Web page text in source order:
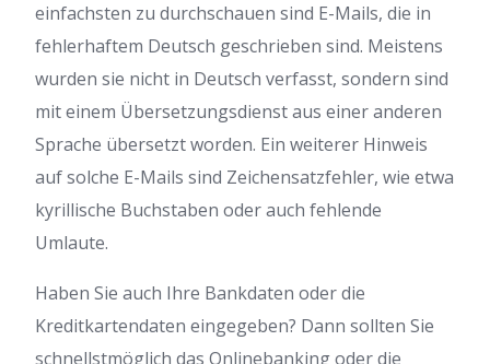
einfachsten zu durchschauen sind E-Mails, die in
fehlerhaftem Deutsch geschrieben sind. Meistens
wurden sie nicht in Deutsch verfasst, sondern sind
mit einem Übersetzungsdienst aus einer anderen
Sprache übersetzt worden. Ein weiterer Hinweis
auf solche E-Mails sind Zeichensatzfehler, wie etwa
kyrillische Buchstaben oder auch fehlende
Umlaute.
Haben Sie auch Ihre Bankdaten oder die
Kreditkartendaten eingegeben? Dann sollten Sie
schnellstmöglich das Onlinebanking oder die